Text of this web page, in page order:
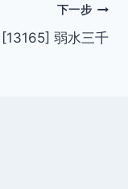
下一步
[13165] 弱水三千